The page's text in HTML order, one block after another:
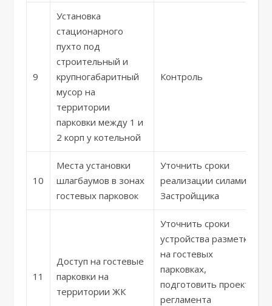
9
Установка
стационарного
пухто под
строительный и
крупногабаритный
мусор на
территории
парковки между 1 и
2 корп у котельной
Контроль
10
Места установки
шлагбаумов в зонах
гостевых парковок
Уточнить сроки
реализации силами
Застройщика
11
Доступ на гостевые
парковки на
территории ЖК
Уточнить сроки
устройства разметки
на гостевых
парковках,
подготовить проект
регламента